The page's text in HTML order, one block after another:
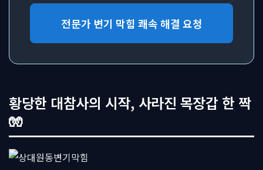
전문가 변기 막힘 쾌속 해결 요청
황당한 대참사의 시작, 사라진 목장갑 한 짝
🧤